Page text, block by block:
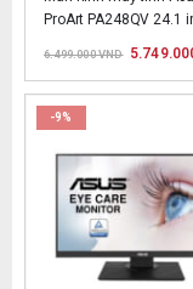
ProArt PA248QV 24.1
6.499.000VND Giá
là:
-9%